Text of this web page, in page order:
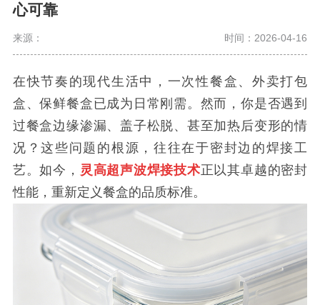
心可靠
来源： 时间：2026-04-16
在快节奏的现代生活中，一次性餐盒、外卖打包
盒、保鲜餐盒已成为日常刚需。然而，你是否遇到
过餐盒边缘渗漏、盖子松脱、甚至加热后变形的情
况？这些问题的根源，往往在于密封边的焊接工
艺。如今， 灵高超声波焊接技术正以其卓越的密封
性能，重新定义餐盒的品质标准。